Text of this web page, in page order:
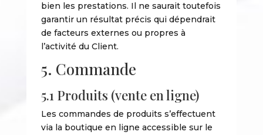
bien les prestations. Il ne saurait toutefois
garantir un résultat précis qui dépendrait
de facteurs externes ou propres à
l’activité du Client.
5. Commande
5.1 Produits (vente en ligne)
Les commandes de produits s’effectuent
via la boutique en ligne accessible sur le